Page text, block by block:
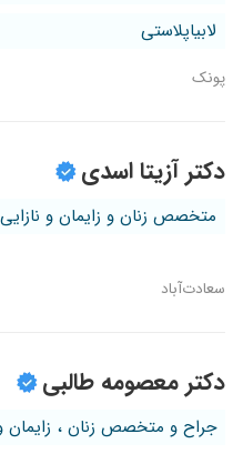
لابیاپلاستی
پونک
دکتر آزیتا اسدی
متخصص زنان و زایمان و نازایی
سعادت‌آباد
دکتر معصومه طالبی
جراح و متخصص زنان ، زایمان